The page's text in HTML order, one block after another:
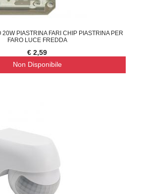
20W PIASTRINA FARI CHIP PIASTRINA PER
FARO LUCE FREDDA
€ 2,59
Non Disponibile